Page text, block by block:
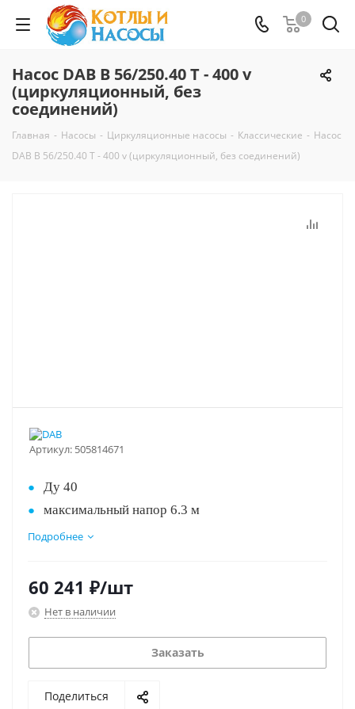
0
Насос DAB B 56/250.40 T - 400 v
(циркуляционный, без
соединений)
Главная - Насосы - Циркуляционные насосы - Классические - Насос
DAB B 56/250.40 T - 400 v (циркуляционный, без соединений)
Артикул: 505814671
Ду 40
максимальный напор 6.3 м
максимальный расход 14 м3/час
режимов скорости 2
Подробнее
60 241 ₽/шт
Нет в наличии
Заказать
Поделиться